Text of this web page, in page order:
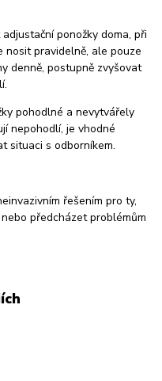
ponožky doma, při
nosit pravidelně, ale pouze
denně, postupně zvyšovat
pohodlné a nevytvářely
nepohodlí, je vhodné
situaci s odborníkem.
řešením pro ty,
předcházet problémům